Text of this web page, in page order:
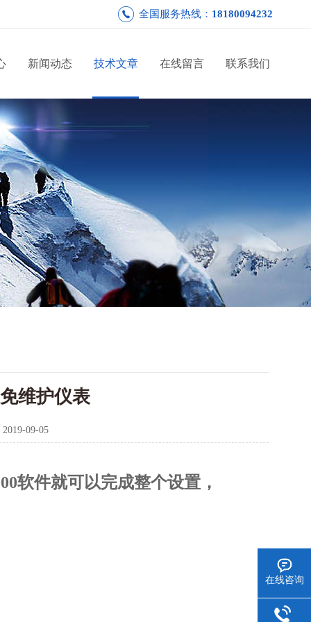
全国服务热线： 18180094232
新闻动态 技术文章 在线留言 联系我们
维护仪表
2019-09-05
软件就可以完成整个设置，
在线咨询